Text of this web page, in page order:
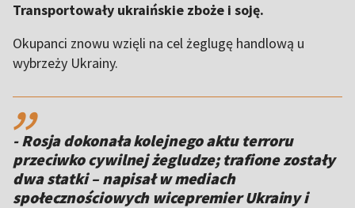
Transportowały ukraińskie zboże i soję.
Okupanci znowu wzięli na cel żeglugę handlową u
wybrzeży Ukrainy.
,,
- Rosja dokonała kolejnego aktu terroru
przeciwko cywilnej żegludze; trafione zostały
dwa statki – napisał w mediach
społecznościowych wicepremier Ukrainy i